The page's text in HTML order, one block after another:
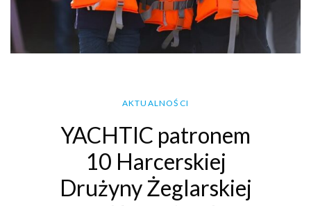
AKTUALNOŚCI
YACHTIC patronem
10 Harcerskiej
Drużyny Żeglarskiej